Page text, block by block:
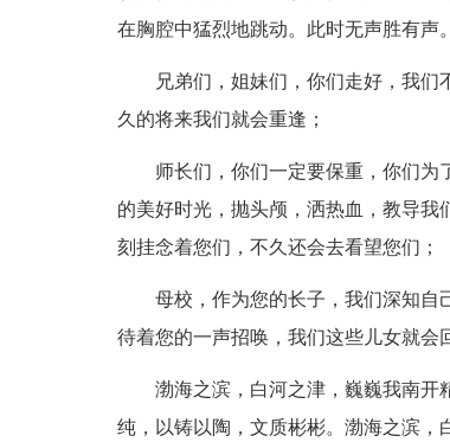
在胸腔中猛烈地跳动。此时无声胜有声
兄弟们，姐妹们，你们走好，我们
久的将来我们就会重逢；
师长们，你们一定要保重，你们为
的美好时光，抛头颅，洒热血，教导
刻挂念着您们，不久还会去看望您们；
母校，作为您的长子，我们深知自
待着您的一声招唤，我们这些儿女就会回
渤海之滨，白河之津，巍巍我南开
纯，以铸以陶，文质彬彬。渤海之滨，